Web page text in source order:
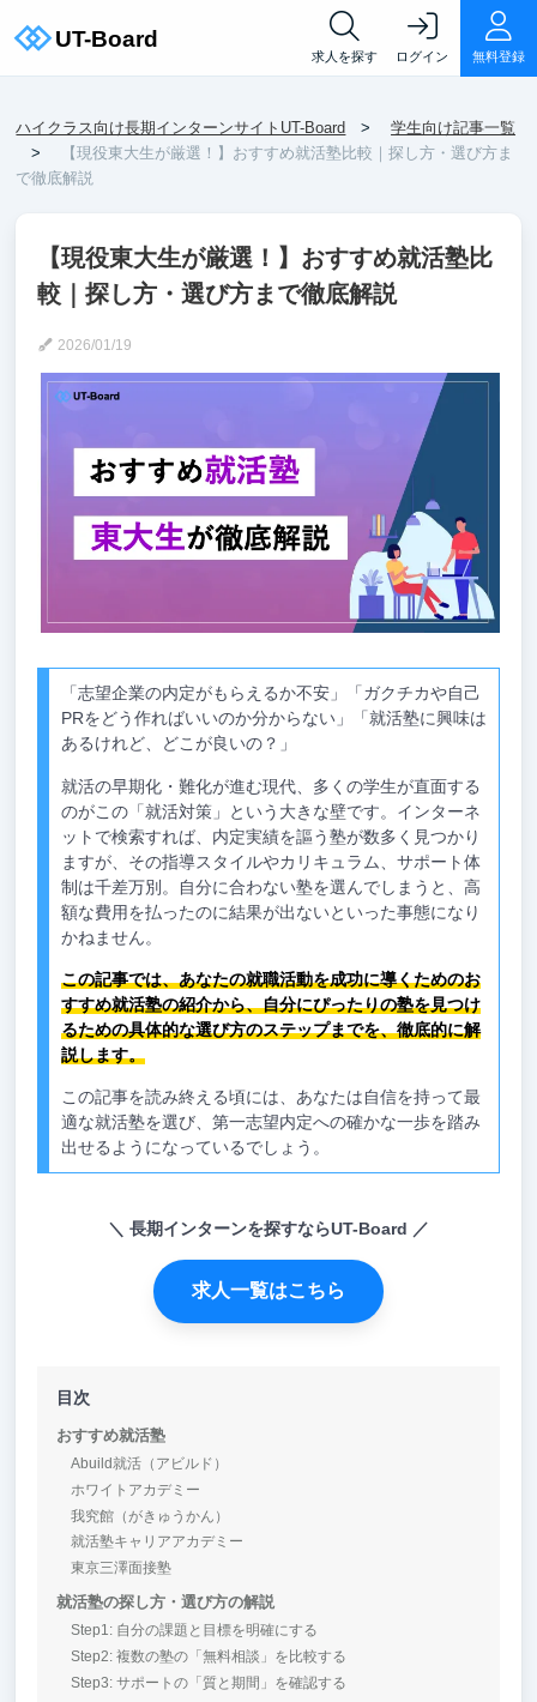
求人を探す ログイン 無料登録
ハイクラス向け長期インターンサイトUT-Board
学生向け記事一覧
【現役東大生が厳選！】おすすめ就活塾比較｜探し方・選び方ま
で徹底解説
【現役東大生が厳選！】おすすめ就活塾比
較｜探し方・選び方まで徹底解説
2026/01/19
「志望企業の内定がもらえるか不安」「ガクチカや自己
PRをどう作ればいいのか分からない」「就活塾に興味は
あるけれど、どこが良いの？」
就活の早期化・難化が進む現代、多くの学生が直面する
のがこの「就活対策」という大きな壁です。インターネ
ットで検索すれば、内定実績を謳う塾が数多く見つかり
ますが、その指導スタイルやカリキュラム、サポート体
制は千差万別。自分に合わない塾を選んでしまうと、高
額な費用を払ったのに結果が出ないといった事態になり
かねません。
この記事では、あなたの就職活動を成功に導くためのお
すすめ就活塾の紹介から、自分にぴったりの塾を見つけ
るための具体的な選び方のステップまでを、徹底的に解
説します。
この記事を読み終える頃には、あなたは自信を持って最
適な就活塾を選び、第一志望内定への確かな一歩を踏み
出せるようになっているでしょう。
長期インターンを探すならUT-Board
求人一覧はこちら
目次
おすすめ就活塾
Abuild就活（アビルド）
ホワイトアカデミー
我究館（がきゅうかん）
就活塾キャリアアカデミー
東京三澤面接塾
就活塾の探し方・選び方の解説
Step1: 自分の課題と目標を明確にする
Step2: 複数の塾の「無料相談」を比較する
Step3: サポートの「質と期間」を確認する